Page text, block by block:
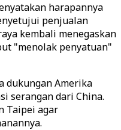
harapannya
penjualan
kembali menegaskan
"menolak penyatuan"
dukungan Amerika
serangan dari China.
Taipei agar